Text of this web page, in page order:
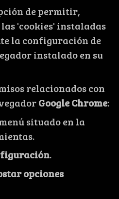
de permitir,
'cookies' instaladas
la configuración de
instalado en su
relacionados con
Google Chrome:
situado en la
.
opciones